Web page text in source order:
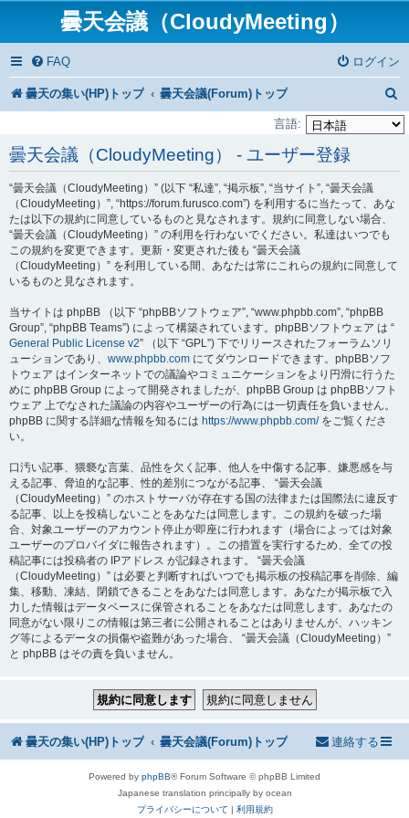
曇天会議（CloudyMeeting）
FAQ ログイン
曇天の集い(HP)トップ 曇天会議(Forum)トップ
言語:
曇天会議（CloudyMeeting） - ユーザー登録
“曇天会議（CloudyMeeting）” (以下 “私達”, “掲示板”, “当サイト”, “曇天会議
（CloudyMeeting）”, “https://forum.furusco.com”) を利用するに当たって、あな
たは以下の規約に同意しているものと見なされます。規約に同意しない場合、
“曇天会議（CloudyMeeting）” の利用を行わないでください。私達はいつでも
この規約を変更できます。更新・変更された後も “曇天会議
（CloudyMeeting）” を利用している間、あなたは常にこれらの規約に同意して
いるものと見なされます。
当サイトは phpBB （以下 “phpBBソフトウェア”, “www.phpbb.com”, “phpBB
Group”, “phpBB Teams”) によって構築されています。phpBBソフトウェア は “
General Public License v2” （以下 “GPL”) 下でリリースされたフォーラムソリ
ューションであり、 www.phpbb.com にてダウンロードできます。phpBBソフ
トウェア はインターネットでの議論やコミュニケーションをより円滑に行うた
めに phpBB Group によって開発されましたが、phpBB Group は phpBBソフト
ウェア 上でなされた議論の内容やユーザーの行為には一切責任を負いません。
phpBB に関する詳細な情報を知るには https://www.phpbb.com/をご覧くださ
い。
口汚い記事、猥褻な言葉、品性を欠く記事、他人を中傷する記事、嫌悪感を与
える記事、脅迫的な記事、性的差別につながる記事、 “曇天会議
（CloudyMeeting）” のホストサーバが存在する国の法律または国際法に違反す
る記事、以上を投稿しないことをあなたは同意します。この規約を破った場
合、対象ユーザーのアカウント停止が即座に行われます（場合によっては対象
ユーザーのプロバイダに報告されます）。この措置を実行するため、全ての投
稿記事には投稿者の IPアドレス が記録されます。 “曇天会議
（CloudyMeeting）” は必要と判断すればいつでも掲示板の投稿記事を削除、編
集、移動、凍結、閉鎖できることをあなたは同意します。あなたが掲示板で入
力した情報はデータベースに保管されることをあなたは同意します。あなたの
同意がない限りこの情報は第三者に公開されることはありませんが、ハッキン
グ等によるデータの損傷や盗難があった場合、 “曇天会議（CloudyMeeting）”
と phpBB はその責を負いません。
曇天の集い(HP)トップ 曇天会議(Forum)トップ 連絡する
Powered by phpBB® Forum Software © phpBB Limited
Japanese translation principally by ocean
プライバシーについて | 利用規約